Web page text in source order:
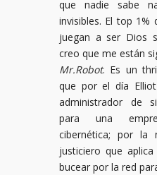
que nadie sabe
invisibles. El top 1%
juegan a ser Dios
creo que me están
Mr.Robot. Es un
que por el día
administrador de
para una
cibernética; por la
justiciero que
bucear por la red